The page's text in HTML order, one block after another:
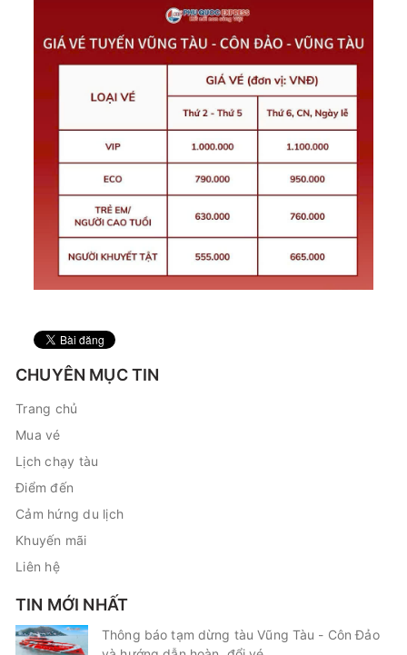
CHUYÊN MỤC TIN
Trang chủ
Mua vé
Lịch chạy tàu
Điểm đến
Cảm hứng du lịch
Khuyến mãi
Liên hệ
TIN MỚI NHẤT
Thông báo tạm dừng tàu Vũng Tàu - Côn Đảo